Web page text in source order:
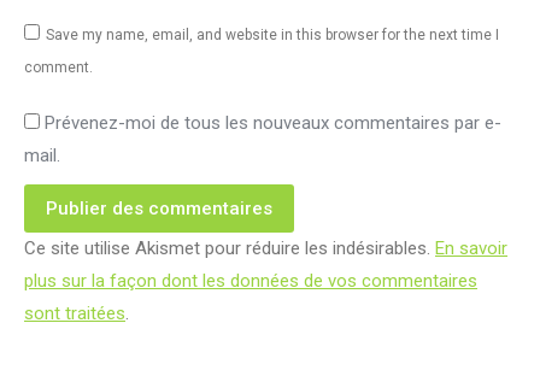
Save my name, email, and website in this browser for the next time I
comment.
Prévenez-moi de tous les nouveaux commentaires par e-
mail.
Publier des commentaires
Ce site utilise Akismet pour réduire les indésirables. En savoir
plus sur la façon dont les données de vos commentaires
sont traitées